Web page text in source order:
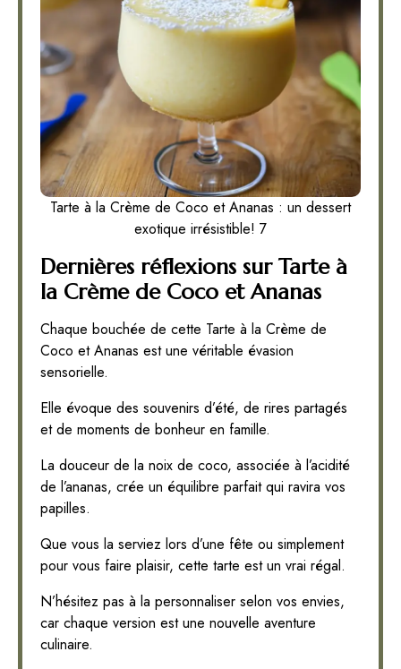
Tarte à la Crème de Coco et Ananas : un dessert
exotique irrésistible! 7
Dernières réflexions sur Tarte à
la Crème de Coco et Ananas
Chaque bouchée de cette Tarte à la Crème de
Coco et Ananas est une véritable évasion
sensorielle.
Elle évoque des souvenirs d’été, de rires partagés
et de moments de bonheur en famille.
La douceur de la noix de coco, associée à l’acidité
de l’ananas, crée un équilibre parfait qui ravira vos
papilles.
Que vous la serviez lors d’une fête ou simplement
pour vous faire plaisir, cette tarte est un vrai régal.
N’hésitez pas à la personnaliser selon vos envies,
car chaque version est une nouvelle aventure
culinaire.